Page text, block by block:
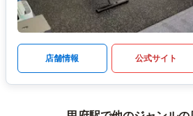
店舗情報 公式サイト